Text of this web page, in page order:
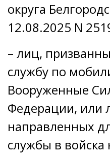
округа
12.08.2025 N
– лиц,
службу по
Вооруженные
Федерации, или
направленных
службы в